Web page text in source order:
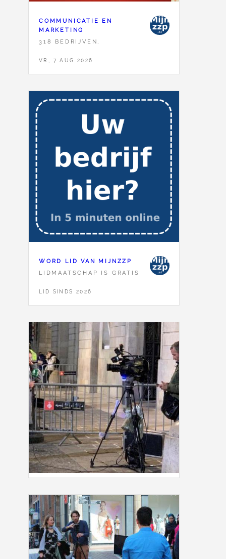
COMMUNICATIE EN
MARKETING
318 BEDRIJVEN,
VR, 7 AUG 2026
WORD LID VAN MIJNZZP
LIDMAATSCHAP IS GRATIS
LID SINDS 2026